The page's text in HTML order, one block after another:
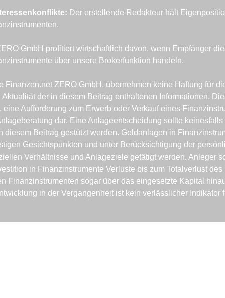
Der erstellende Redakteur hält
GmbH profitiert wirtschaftlich davon, wenn Empfänger
über unsere Brokerfunktion handeln.
Finanzen.net ZERO GmbH, übernehmen keine Haftung für
der in diesem Beitrag enthaltenen Informationen.
eine Aufforderung zum Erwerb oder Verkauf eines
dar. Eine Anlageentscheidung sollte
diesem Beitrag gestützt werden. Geldanlagen in
Gesichtspunkten und unter Berücksichtigung der
Verhältnisse und Anlageziele getätigt werden. Anleger
in Finanzinstrumente Verluste bis zum Totalverlust des
Finanzinstrumenten sogar über das eingesetzte Kapital
in der Vergangenheit ist kein verlässlicher Indikator